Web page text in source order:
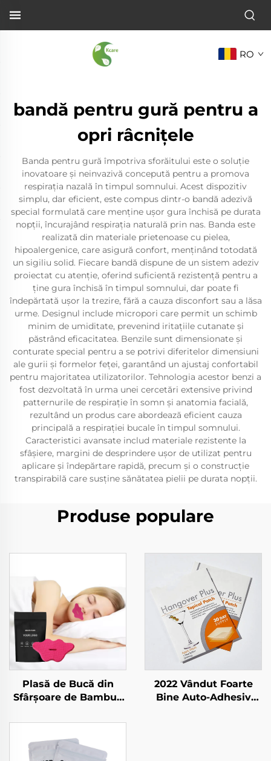
RO
bandă pentru gură pentru a
opri râcnițele
Banda pentru gură împotriva sforăitului este o soluție
inovatoare și neinvazivă concepută pentru a promova
respirația nazală în timpul somnului. Acest dispozitiv
simplu, dar eficient, este compus dintr-o bandă adezivă
special formulată care menține ușor gura închisă pe durata
nopții, încurajând respirația naturală prin nas. Banda este
realizată din materiale prietenoase cu pielea,
hipoalergenice, care asigură confort, menținând totodată
un sigiliu solid. Fiecare bandă dispune de un sistem adeziv
proiectat cu atenție, oferind suficientă rezistență pentru a
ține gura închisă în timpul somnului, dar poate fi
îndepărtată ușor la trezire, fără a cauza disconfort sau a lăsa
urme. Designul include micropori care permit un schimb
minim de umiditate, prevenind iritațiile cutanate și
păstrând eficacitatea. Benzile sunt dimensionate și
conturate special pentru a se potrivi diferitelor dimensiuni
ale gurii și formelor feței, garantând un ajustaj confortabil
pentru majoritatea utilizatorilor. Tehnologia acestor benzi a
fost dezvoltată în urma unei cercetări extensive privind
patternurile de respirație în somn și anatomia facială,
rezultând un produs care abordează eficient cauza
principală a respirației bucale în timpul somnului.
Caracteristici avansate includ materiale rezistente la
sfâșiere, margini de desprindere ușor de utilizat pentru
aplicare și îndepărtare rapidă, precum și o construcție
transpirabilă care susține sănătatea pielii pe durata nopții.
Produse populare
Plasă de Bucă din
Sfârșoare de Bambus
de Somn Nasale
Respirație Cute Lip
Tape pentru a Dormi
2022 Vândut Foarte
Bine Auto-Adhesiv